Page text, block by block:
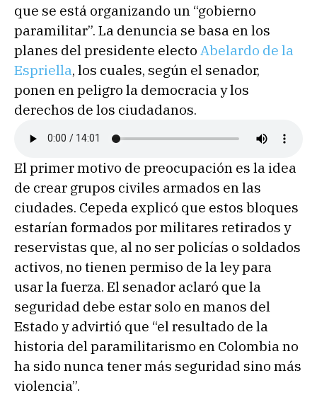
que se está organizando un “gobierno
paramilitar”. La denuncia se basa en los
planes del presidente electo Abelardo de la
Espriella, los cuales, según el senador,
ponen en peligro la democracia y los
derechos de los ciudadanos.
El primer motivo de preocupación es la idea
de crear grupos civiles armados en las
ciudades. Cepeda explicó que estos bloques
estarían formados por militares retirados y
reservistas que, al no ser policías o soldados
activos, no tienen permiso de la ley para
usar la fuerza. El senador aclaró que la
seguridad debe estar solo en manos del
Estado y advirtió que “el resultado de la
historia del paramilitarismo en Colombia no
ha sido nunca tener más seguridad sino más
violencia”.